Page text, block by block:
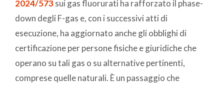
2024/573sui gas fluorurati ha rafforzato il phase-
down degli F-gas e, con i successivi atti di
esecuzione, ha aggiornato anche gli obblighi di
certificazione per persone fisiche e giuridiche che
operano su tali gas o su alternative pertinenti,
comprese quelle naturali. È un passaggio che